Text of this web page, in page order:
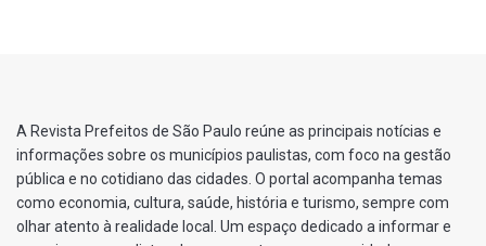
A Revista Prefeitos de São Paulo reúne as principais notícias e
informações sobre os municípios paulistas, com foco na gestão
pública e no cotidiano das cidades. O portal acompanha temas
como economia, cultura, saúde, história e turismo, sempre com
olhar atento à realidade local. Um espaço dedicado a informar e